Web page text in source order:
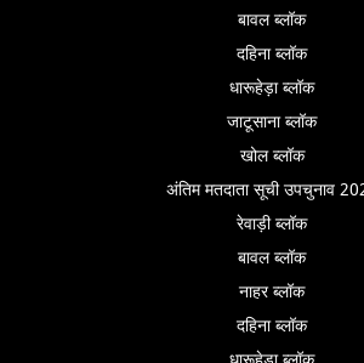
बावल ब्लॉक
दहिना ब्लॉक
धारूहेड़ा ब्लॉक
जाटूसाना ब्लॉक
खोल ब्लॉक
अंतिम मतदाता सूची उपचुनाव
रेवाड़ी ब्लॉक
बावल ब्लॉक
नाहर ब्लॉक
दहिना ब्लॉक